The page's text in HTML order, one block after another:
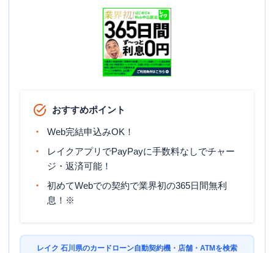
おすすめポイント
Web完結申込みOK！
レイクアプリでPayPayに手数料なしでチャー
ジ・返済可能！
初めてWebでの契約で業界初の365日間無利
息！※
レイク 石川県のカードローン自動契約機・店舗・ATMを検索